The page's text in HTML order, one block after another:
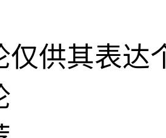
仅供其表达